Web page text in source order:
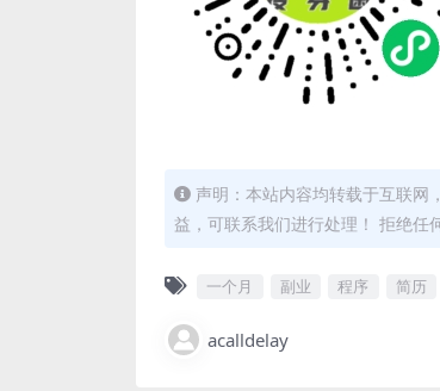
声明：本站内容均转载于互联
益，可联系我们进行处理！ 拒绝任
一个月 副业 程序 简历
acalldelay